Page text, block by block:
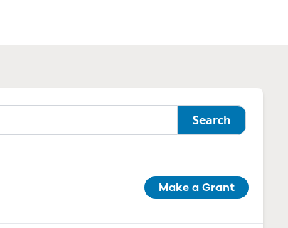
Make a Grant